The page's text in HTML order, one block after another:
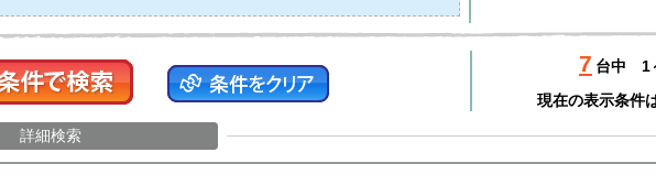
7 台中
1
現在の表示条件
詳細検索